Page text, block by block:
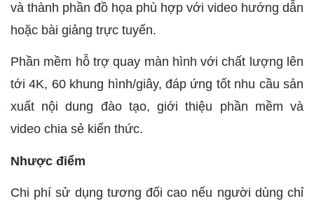
và thành phần đồ họa phù hợp với video hướng dẫn
hoặc bài giảng trực tuyến.
Phần mềm hỗ trợ quay màn hình với chất lượng lên
tới 4K, 60 khung hình/giây, đáp ứng tốt nhu cầu sản
xuất nội dung đào tạo, giới thiệu phần mềm và
video chia sẻ kiến thức.
Nhược điểm
Chi phí sử dụng tương đối cao nếu người dùng chỉ